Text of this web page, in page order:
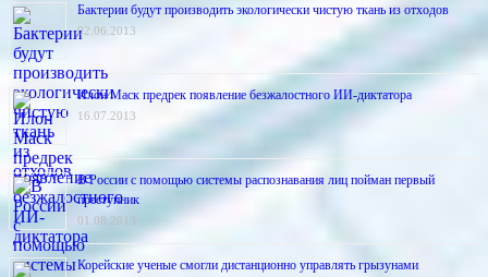
Бактерии будут производить экологически чистую ткань из отходов
02.06.2013
Илон Маск предрек появление безжалостного ИИ-диктатора
16.07.2013
В России с помощью системы распознавания лиц пойман первый
преступник
01.08.2013
Корейские ученые смогли дистанционно управлять грызунами